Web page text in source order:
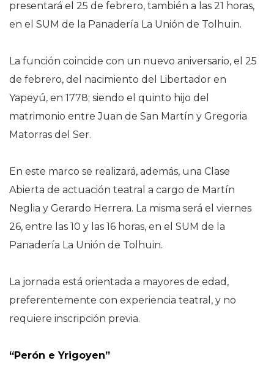
presentará el 25 de febrero, también a las 21 horas,
en el SUM de la Panadería La Unión de Tolhuin.
La función coincide con un nuevo aniversario, el 25
de febrero, del nacimiento del Libertador en
Yapeyú, en 1778; siendo el quinto hijo del
matrimonio entre Juan de San Martín y Gregoria
Matorras del Ser.
En este marco se realizará, además, una Clase
Abierta de actuación teatral a cargo de Martín
Neglia y Gerardo Herrera. La misma será el viernes
26, entre las 10 y las 16 horas, en el SUM de la
Panadería La Unión de Tolhuin.
La jornada está orientada a mayores de edad,
preferentemente con experiencia teatral, y no
requiere inscripción previa.
“Perón e Yrigoyen”